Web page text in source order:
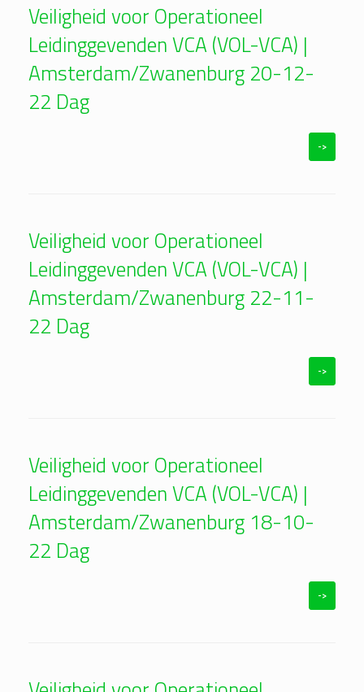
Veiligheid voor Operationeel
Leidinggevenden VCA (VOL-VCA) |
Amsterdam/Zwanenburg 20-12-
22 Dag
->
Veiligheid voor Operationeel
Leidinggevenden VCA (VOL-VCA) |
Amsterdam/Zwanenburg 22-11-
22 Dag
->
Veiligheid voor Operationeel
Leidinggevenden VCA (VOL-VCA) |
Amsterdam/Zwanenburg 18-10-
22 Dag
->